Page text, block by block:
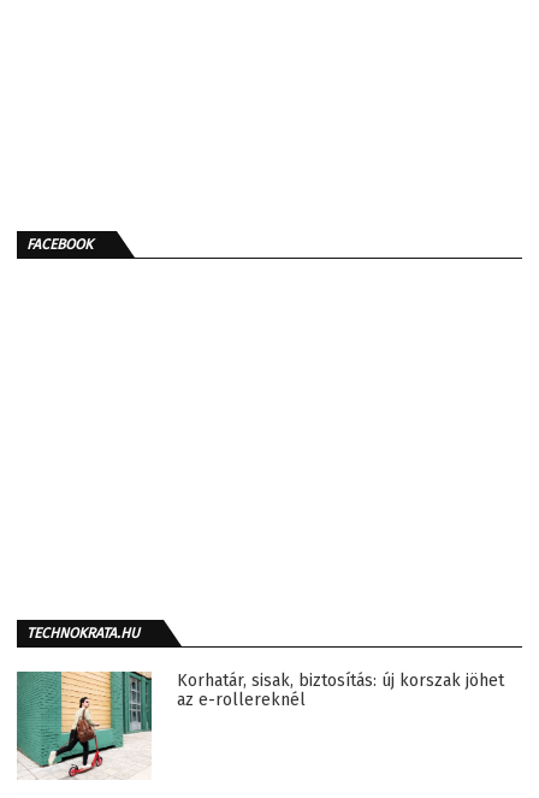
FACEBOOK
TECHNOKRATA.HU
Korhatár, sisak, biztosítás: új korszak jöhet
az e-rollereknél